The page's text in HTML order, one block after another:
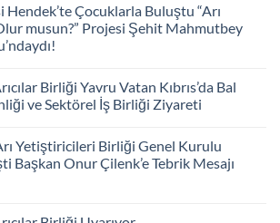
Hendek’te Çocuklarla Buluştu “Arı
musun?” Projesi Şehit Mahmutbey
Birliği Yavru Vatan Kıbrıs’da Bal
ve Sektörel İş Birliği Ziyareti
Yetiştiricileri Birliği Genel Kurulu
Başkan Onur Çilenk’e Tebrik Mesajı